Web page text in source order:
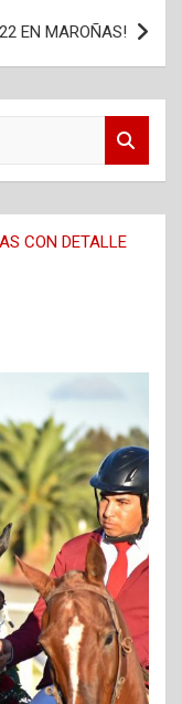
EN MAROÑAS!
CON DETALLE